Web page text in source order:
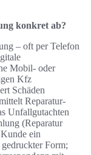
konkret ab?
– oft per Telefon
Mobil- oder
Kfz
Schäden
Reparatur-
Unfallgutachten
(Reparatur
ein
Form;